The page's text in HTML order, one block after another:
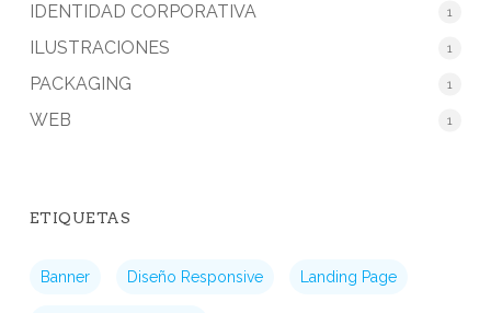
IDENTIDAD CORPORATIVA 1
ILUSTRACIONES 1
PACKAGING 1
WEB 1
ETIQUETAS
Banner Diseño Responsive Landing Page